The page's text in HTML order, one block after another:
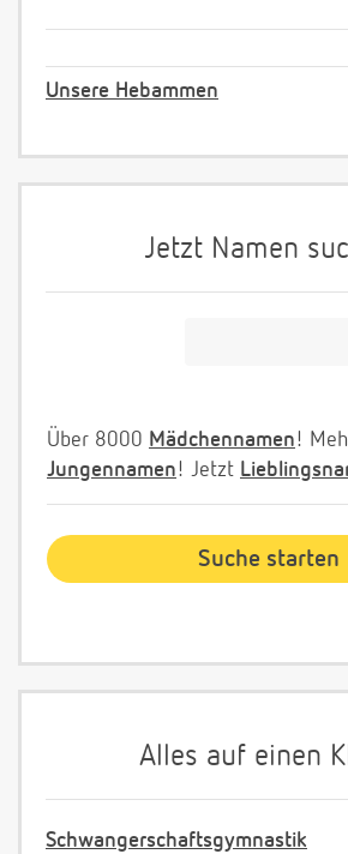
Unsere Hebammen
Jetzt Namen
Über 8000 Mädchennamen!
Jungennamen! Jetzt
Alles auf einen
Schwangerschaftsgymnastik